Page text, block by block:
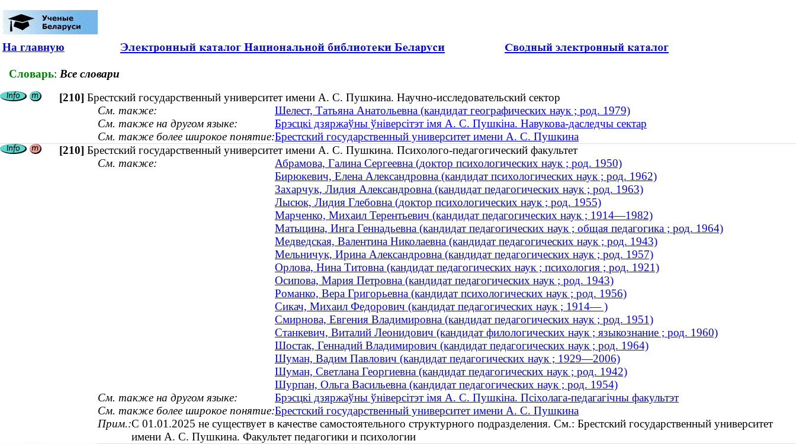
На главную
Словарь: Все словари
[210] Брестский государственный университет имени А. С. Пушкина. Научно-исследовательский сектор
См. также:
Шелест, Татьяна Анатольевна (кандидат географических наук ; род. 1979)
См. также на другом языке:
Брэсцкі дзяржаўны ўніверсітэт імя А. С. Пушкіна. Навукова-даследчы сектар
См. также более широкое понятие:Брестский государственный университет имени А. С. Пушкина
[210] Брестский государственный университет имени А. С. Пушкина. Психолого-педагогический факультет
См. также:
Абрамова, Галина Сергеевна (доктор психологических наук ; род. 1950)
Бирюкевич, Елена Александровна (кандидат психологических наук ; род. 1962)
Захарчук, Лидия Александровна (кандидат педагогических наук ; род. 1963)
Лысюк, Лидия Глебовна (доктор психологических наук ; род. 1955)
Марченко, Михаил Терентьевич (кандидат педагогических наук ; 1914—1982)
Матыцина, Инга Геннадьевна (кандидат педагогических наук ; общая педагогика ; род. 1964)
Медведская, Валентина Николаевна (кандидат педагогических наук ; род. 1943)
Мельничук, Ирина Александровна (кандидат педагогических наук ; род. 1957)
Орлова, Нина Титовна (кандидат педагогических наук ; психология ; род. 1921)
Осипова, Мария Петровна (кандидат педагогических наук ; род. 1943)
Романко, Вера Григорьевна (кандидат психологических наук ; род. 1956)
Сикач, Михаил Федорович (кандидат педагогических наук ; 1914— )
Смирнова, Евгения Владимировна (кандидат педагогических наук ; род. 1951)
Станкевич, Виталий Леонидович (кандидат филологических наук ; языкознание ; род. 1960)
Шостак, Геннадий Владимирович (кандидат педагогических наук ; род. 1964)
Шуман, Вадим Павлович (кандидат педагогических наук ; 1929—2006)
Шуман, Светлана Георгиевна (кандидат педагогических наук ; род. 1942)
Шурпан, Ольга Васильевна (кандидат педагогических наук ; род. 1954)
См. также на другом языке:
Брэсцкі дзяржаўны ўніверсітэт імя А. С. Пушкіна. Псіхолага-педагагічны факультэт
См. также более широкое понятие:Брестский государственный университет имени А. С. Пушкина
Прим.:С 01.01.2025 не существует в качестве самостоятельного структурного подразделения. См.: Брестский государственный университет
имени А. С. Пушкина. Факультет педагогики и психологии